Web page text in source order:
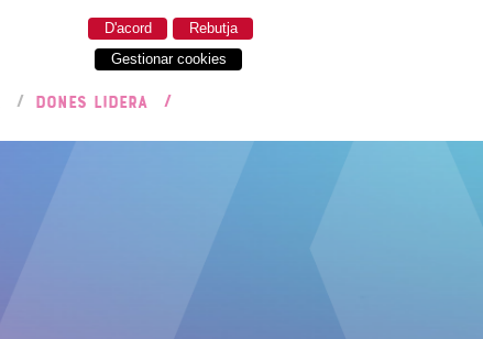
Rebutja
D'acord
Gestionar cookies
DONES LIDERA